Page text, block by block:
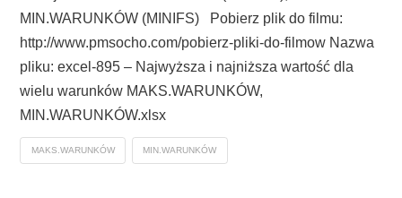
MIN.WARUNKÓW (MINIFS) Pobierz plik do filmu:
http://www.pmsocho.com/pobierz-pliki-do-filmow Nazwa
pliku: excel-895 – Najwyższa i najniższa wartość dla
wielu warunków MAKS.WARUNKÓW,
MIN.WARUNKÓW.xlsx
MAKS.WARUNKÓW MIN.WARUNKÓW